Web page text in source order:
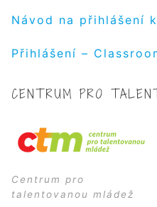
Návod na přihlášení
Přihlášení –
CENTRUM PRO
Centrum pro
talentovanou mládež